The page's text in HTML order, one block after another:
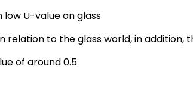
U-value on glass
to the glass world, in addition,
of around 0.5